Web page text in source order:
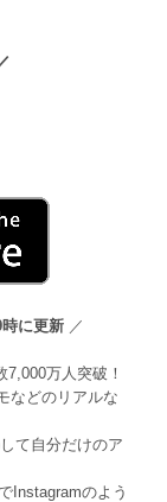
に更新 ／
万人突破！
などのリアルな
て自分だけのア
Instagramのよう